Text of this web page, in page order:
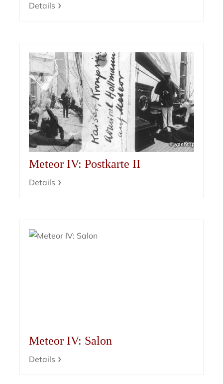
Details
Meteor IV: Postkarte II
Details
Meteor IV: Salon
Details